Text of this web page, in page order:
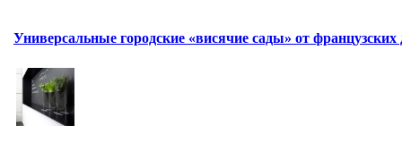
Универсальные городские «висячие сады» от французских